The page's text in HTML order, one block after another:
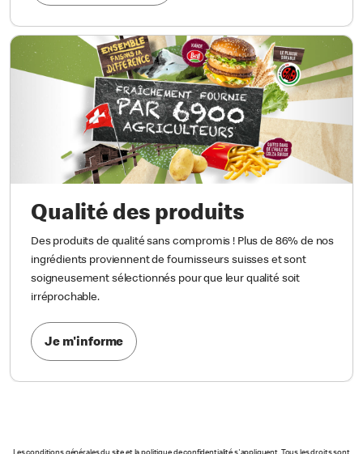
Qualité des produits
Des produits de qualité sans compromis ! Plus de 86% de nos
ingrédients proviennent de fournisseurs suisses et sont
soigneusement sélectionnés pour que leur qualité soit
irréprochable.
Je m'informe